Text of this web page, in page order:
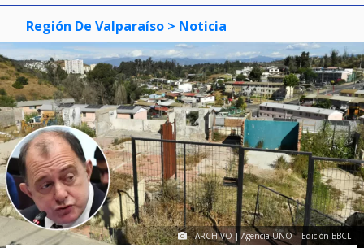
Región De Valparaíso > Noticia
ARCHIVO | Agencia UNO | Edición BBCL